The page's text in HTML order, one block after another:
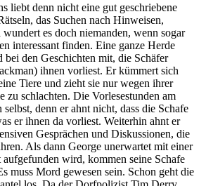
liebt denn nicht eine gut geschriebene
das Suchen nach Hinweisen,
es doch niemanden, wenn sogar
interessant finden. Eine ganze Herde
bei den Geschichten mit, die Schäfer
ihnen vorliest. Er kümmert sich
Tiere und zieht sie nur wegen ihrer
zu schlachten. Die Vorlesestunden am
denn er ahnt nicht, dass die Schafe
er ihnen da vorliest. Weiterhin ahnt er
Gesprächen und Diskussionen, die
Als dann George unerwartet mit einer
wird, kommen seine Schafe
muss Mord gewesen sein. Schon geht die